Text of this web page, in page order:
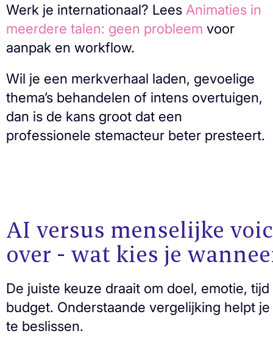
Werk je internationaal? Lees Animaties in
meerdere talen: geen probleem voor
aanpak en workflow.
Wil je een merkverhaal laden, gevoelige
thema’s behandelen of intens overtuigen,
dan is de kans groot dat een
professionele stemacteur beter presteert.
AI versus menselijke
over - wat kies je
De juiste keuze draait om doel, emotie, tijd
budget. Onderstaande vergelijking helpt je
te beslissen.